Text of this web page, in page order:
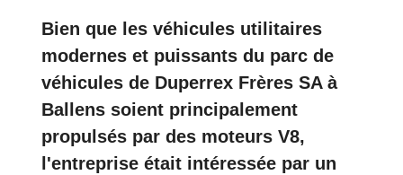
Bien que les véhicules utilitaires
modernes et puissants du parc de
véhicules de Duperrex Frères SA à
Ballens soient principalement
propulsés par des moteurs V8,
l'entreprise était intéressée par un